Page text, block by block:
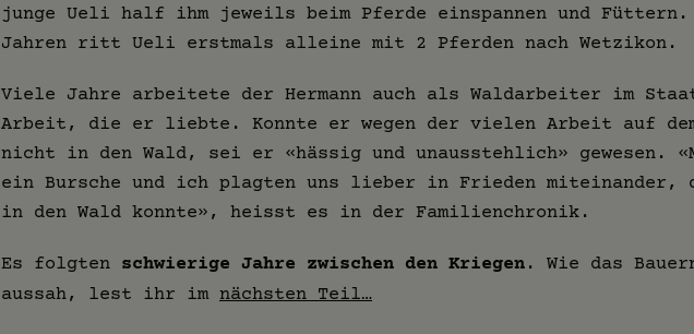
junge Ueli half ihm jeweils beim Pferde einspannen und
Jahren ritt Ueli erstmals alleine mit 2 Pferden nach Wetzikon.
Viele Jahre arbeitete der Hermann auch als Waldarbeiter im
Arbeit, die er liebte. Konnte er wegen der vielen Arbeit auf
nicht in den Wald, sei er «hässig und unausstehlich» gewesen.
ein Bursche und ich plagten uns lieber in Frieden miteinander,
in den Wald konnte», heisst es in der Familienchronik.
Es folgten schwierige Jahre zwischen den Kriegen . Wie das
aussah, lest ihr im nächsten Teil…